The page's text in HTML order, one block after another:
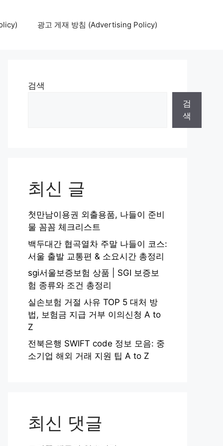
광고 게재 방침 (Advertising Policy)
검색
검
색
최신 글
첫만남이용권 외출용품, 나들이 준비
물 꼼꼼 체크리스트
백두대간 협곡열차 주말 나들이 코스:
서울 출발 교통편 & 소요시간 총정리
sgi서울보증보험 상품 | SGI 보증보
험 종류와 조건 총정리
실손보험 거절 사유 TOP 5 대처 방
법, 보험금 지급 거부 이의신청 A to
Z
전북은행 SWIFT code 정보 모음: 중
소기업 해외 거래 지원 팁 A to Z
최신 댓글